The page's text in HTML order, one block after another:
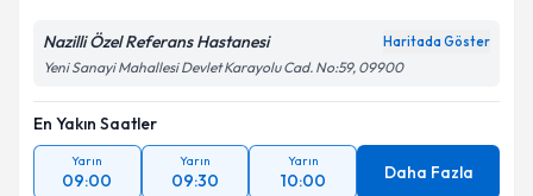
Nazilli Özel Referans Hastanesi Haritada Göster
Yeni Sanayi Mahallesi Devlet Karayolu Cad. No:59, 09900
En Yakın Saatler
Yarın
09:00
Yarın
09:30
Yarın
10:00 Daha Fazla